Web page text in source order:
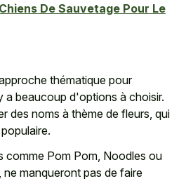
De Sauvetage Pour Le
thématique pour
a beaucoup d'options à choisir.
des noms à thème de fleurs, qui
comme Pom Pom, Noodles ou
ne manqueront pas de faire